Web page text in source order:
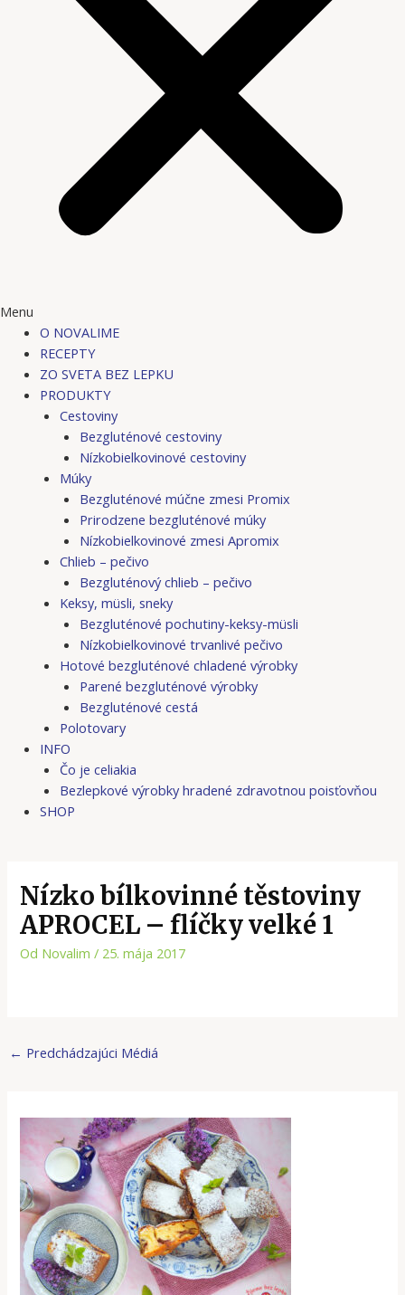
Menu
O NOVALIME
RECEPTY
ZO SVETA BEZ LEPKU
PRODUKTY
Cestoviny
Bezgluténové cestoviny
Nízkobielkovinové cestoviny
Múky
Bezgluténové múčne zmesi Promix
Prirodzene bezgluténové múky
Nízkobielkovinové zmesi Apromix
Chlieb – pečivo
Bezgluténový chlieb – pečivo
Keksy, müsli, sneky
Bezgluténové pochutiny-keksy-müsli
Nízkobielkovinové trvanlivé pečivo
Hotové bezgluténové chladené výrobky
Parené bezgluténové výrobky
Bezgluténové cestá
Polotovary
INFO
Čo je celiakia
Bezlepkové výrobky hradené zdravotnou poisťovňou
SHOP
Nízko bílkovinné těstoviny
APROCEL – flíčky velké 1
Od Novalim/ 25. mája 2017
← Predchádzajúci Médiá